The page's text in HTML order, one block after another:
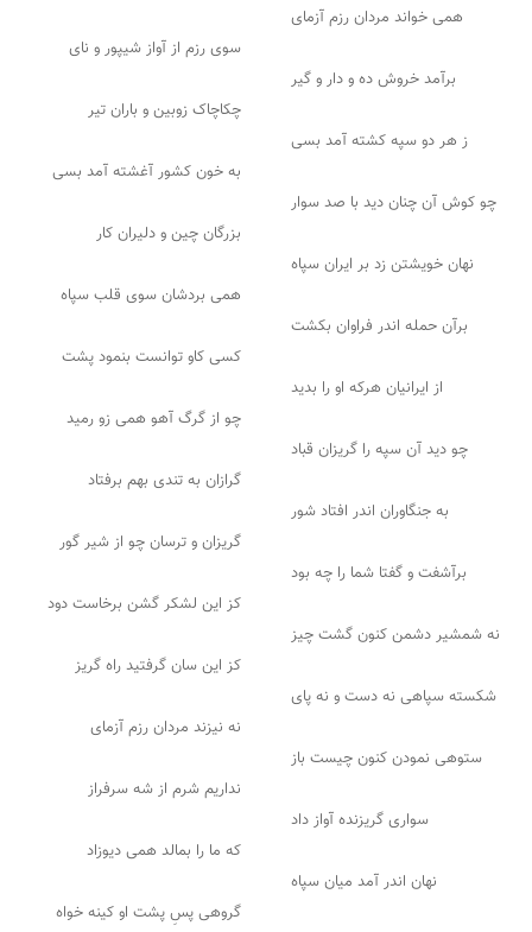
همی خواند مردان رزم آزمای
سوی رزم از آواز شیپور و نای
برآمد خروش ده و دار و گیر
چکاچاک زوبین و باران تیر
ز هر دو سپه کشته آمد بسی
به خون کشور آغشته آمد بسی
چو کوش آن چنان دید با صد سوار
بزرگان چین و دلیران کار
نهان خویشتن زد بر ایران سپاه
همی بردشان سوی قلب سپاه
برآن حمله اندر فراوان بکشت
کسی کاو توانست بنمود پشت
از ایرانیان هرکه او را بدید
چو از گرگ آهو همی زو رمید
چو دید آن سپه را گریزان قباد
گرازان به تندی بهم برفتاد
به جنگاوران اندر افتاد شور
گریزان و ترسان چو از شیر گور
برآشفت و گفتا شما را چه بود
کز این لشکر گشن برخاست دود
نه شمشیر دشمن کنون گشت چیز
کز این سان گرفتید راه گریز
شکسته سپاهی نه دست و نه پای
نه نیزند مردان رزم آزمای
ستوهی نمودن کنون چیست باز
نداریم شرم از شه سرفراز
سواری گریزنده آواز داد
که ما را بمالد همی دیوزاد
نهان اندر آمد میان سپاه
گروهی پسِ پشت او کینه خواه